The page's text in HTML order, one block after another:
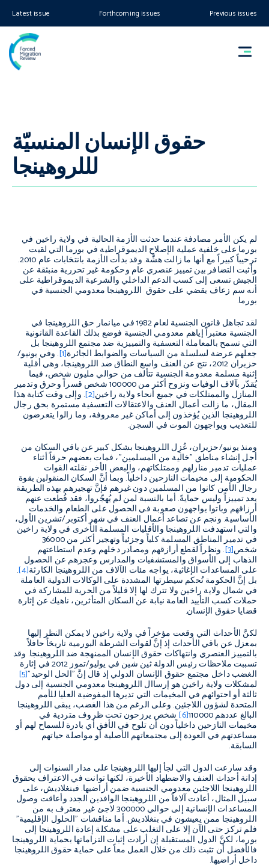
Latest issue Forthcoming issues Previous issues
حقوق الإنسان المنسيّة
لللروهينجا
لم يكن الأمر مصادفة عندما حدثت الأزمة الحالية في ولاية راخين في
بورما على خلفية عملية الإصلاح الديموقراطية في بورما التي لقيت
ترحيباً كبيراً مع أنها ما زالت هشَّة. وقد بدأت الأزمة بانتخابات عام 2010.
وأثبت التضافر بين تمييز عنصري عام وحكومة غير تحررية منبثقة عن
الجيش تسعى إلى كسب الدعم الداخلي والشرعية الديموقراطية على
أنه سم زعاف يقضي على حقوق اللروهينجا معدومي الجنسية في
بورما.
لقد تجاهل قانون الجنسية لعام 1982 في ميانمار حق اللروهينجا في
الجنسية معتبراً إياهم معدومي الجنسية فوضع بذلك القاعدة القانونية
التي تسمح بالمعاملة التعسفية والتمييزية ضد مجتمع اللروهينجا بل
جعلهم عرضة لسلسلة من السياسات والضوابط الجائرة[1]. وفي يونيو/
حزيران 2012، نتج عن العنف واسع النطاق ضد اللروهينجا، وهي أقلية
إثنية مسلمة معدومة الجنسية تتألف من حوالي مليون شخص، فيما
يُقدّر بآلاف الوفيات ونزوح أكثر من 100000 شخص قسراً وحرق وتدمير
المنازل والممتلكات في جميع أنحاء ولاية راخين[2]. وإلى وقت كتابة هذا
المقال، ما زالت أعمال العنف والاعتقالات التعسفية مستمرة بحق رجال
اللروهينجا الذين يُؤخذون إلى أماكن غير معروفة، وما زالوا يتعرضون
للتعذيب ويواجهون الموت في السجن.
ومنذ يونيو/حزيران، عُزِل اللروهينجا بشكل كبير عن باقي السكان من
أجل إنشاء مناطق "خالية من المسلمين"، فمات بعضهم حرقاً أثناء
عمليات تدمير منازلهم وممتلكاتهم، والبعض الأخر نقلته القوات
الحكومية إلى مخيمات النازحين داخلياً. وبما أنَّ السكان المنقولين بقوة
رجال الأمن كانوا من المسلمين دون غيرهم فإنَّ تهجيرهم بهذه الطريقة
يعد تمييزاً وليس حمايةً. أما بالنسبة لمن لم يُهجّروا، فقد قُطعت عنهم
أرزاقهم وباتوا يواجهون صعوبة في الحصول على الطعام والخدمات
الأساسية. ونجم عن تصاعد أعمال العنف في شهر أكتوبر/تشرين الأول،
والتي استهدفت اللروهينجا والأقليات المسلمة الأخرى في ولاية راخين
في تدمير المناطق المسلمة كلياً وجزئياً وتهجير أكثر من 36000
شخص[3]. ونظراً لقطع أرازقهم ومصادر دخلهم وعدم استطاعتهم
الذهاب إلى الأسواق والمستشفيات والمدارس وعجزهم عن الحصول
على المساعدات الإغاثية، يواجه مئات الآلاف من اللروهينجا الكارثة[4]
.
بل إنَّ الحكومة تُحكم سيطرتها المشددة على الوكالات الدولية العاملة
في شمال ولاية راخين ولا تترك لها إلا قليلاً من الحرية للمشاركة في
حملات كسب التأييد العامة نيابة عن السكان المتأثرين، ناهيك عن إثارة
قضايا حقوق الإنسان.
لكنَّ الأحداث التي وقعت مؤخراً في ولاية راخين لا يمكن النظر إليها
بمعزل عن باقي الأحداث إذ إنَّ لقوات الشرطة البورمية تاريخاً حافلاً
بالتمييز العنصري وانتهاكات حقوق الإنسان الممنهجة ضد اللروهينجا. وقد
تسببت ملاحظات رئيس الدولة ثين شين في يوليو/تموز 2012 في إثارة
الغضب داخل مجتمع حقوق الإنسان الدولي إذ قال إنَّ "الحل الوحيد"[5]
لمشكلات ولاية راخين هو إرساال اللروهينجا معدومي الجنسية إلى دول
ثالثة أو احتوائهم في المخيمات التي تديرها المفوضية العليا للأمم
المتحدة لشؤون اللاجئين. وعلى الرغم من هذا الغضب، يبقى اللروهينجا
البالغ عددهم 110000 [6]شخص يرزحون تحت ظروف متردية في
مخيمات النازحين داخلياً دون أن تلوح في الأفق أي بادرة للسماح لهم أو
مساعدتهم في العودة إلى مجتمعاتهم الأصلية أو مواصلة حياتهم
السابقة.
وقد سارعت الدول التي لجأ إليها اللروهينجا على مدار السنوات إلى
إدانة أحداث العنف والاضطهاد الأخيرة، لكنها توانت في الاعتراف بحقوق
اللروهينجا اللاجئين معدومي الجنسية ضمن أراضيها. فبنغلاديش، على
سبيل المثال، أعادت آلافاً من اللروهينجا الوافدين الجدد وأعاقت وصول
المساعدات الإنسانية إلى حوالي 300000 لاجئ غير معترف به من
اللروهينجا ممن يعيشون في بنغلاديش. أما مناقشات "الحلول الإقليمية"
فلم تركز حتى الآن إلا على التغلب على مشكلة إعادة اللروهينجا إلى
بورما، لكنَّ الدول المستقبلة إن أرادت إثبات التزاماتها بحماية اللروهينجا
فالأفضل أن تثبت ذلك من خلال العمل معاً على حماية حقوق اللروهينجا
داخل أراضيها.